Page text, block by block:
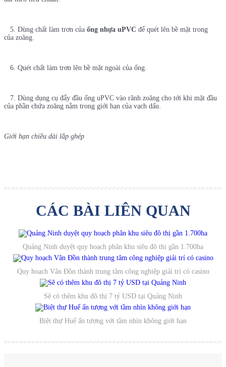
5. Dùng chất làm trơn của ống nhựa uPVC để quét lên bề mặt trong
của zoăng.
6. Quét chất làm trơn lên bề mặt ngoài của ống.
7. Dùng dụng cụ đẩy đầu ống uPVC vào rãnh zoăng cho tới khi mặt đầu
của phần chứa zoăng nằm trong giới hạn của vạch dấu.
Giới hạn chiều dài lắp ghép
CÁC BÀI LIÊN QUAN
Quảng Ninh duyệt quy hoạch phân khu siêu đô thị gần 1.700ha
Quy hoạch Vân Đồn thành trung tâm công nghiệp giải trí có casino
Sẽ có thêm khu đô thị 7 tỷ USD tại Quảng Ninh
Biệt thự Huế ấn tượng với tầm nhìn không giới hạn